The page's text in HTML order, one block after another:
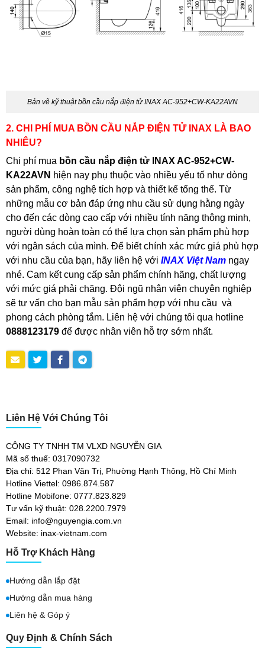
Bản vẽ kỹ thuật bồn cầu nắp điện tử INAX AC-952+CW-KA22AVN
2. CHI PHÍ MUA BỒN CẦU NẮP ĐIỆN TỬ INAX LÀ BAO
NHIÊU?
Chi phí mua bồn cầu nắp điện tử INAX AC-952+CW-
KA22AVN hiện nay phụ thuộc vào nhiều yếu tố như dòng
sản phẩm, công nghệ tích hợp và thiết kế tổng thể. Từ
những mẫu cơ bản đáp ứng nhu cầu sử dụng hằng ngày
cho đến các dòng cao cấp với nhiều tính năng thông minh,
người dùng hoàn toàn có thể lựa chọn sản phẩm phù hợp
với ngân sách của mình. Để biết chính xác mức giá phù hợp
với nhu cầu của bạn, hãy liên hệ với INAX Việt Nam ngay
nhé. Cam kết cung cấp sản phẩm chính hãng, chất lượng
với mức giá phải chăng. Đội ngũ nhân viên chuyên nghiệp
sẽ tư vấn cho bạn mẫu sản phẩm hợp với nhu cầu và
phong cách phòng tắm. Liên hệ với chúng tôi qua hotline
0888123179 để được nhân viên hỗ trợ sớm nhất.
Liên Hệ Với Chúng Tôi
CÔNG TY TNHH TM VLXD NGUYỄN GIA
Mã số thuế: 0317090732
Địa chỉ: 512 Phan Văn Trị, Phường Hạnh Thông, Hồ Chí Minh
Hotline Viettel: 0986.874.587
Hotline Mobifone: 0777.823.829
Tư vấn kỹ thuật: 028.2200.7979
Email: info@nguyengia.com.vn
Website: inax-vietnam.com
Hỗ Trợ Khách Hàng
Hướng dẫn lắp đặt
Hướng dẫn mua hàng
Liên hệ & Góp ý
Quy Định & Chính Sách